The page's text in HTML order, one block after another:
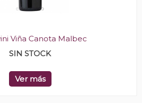
Viña Canota Malbec
SIN STOCK
Ver más